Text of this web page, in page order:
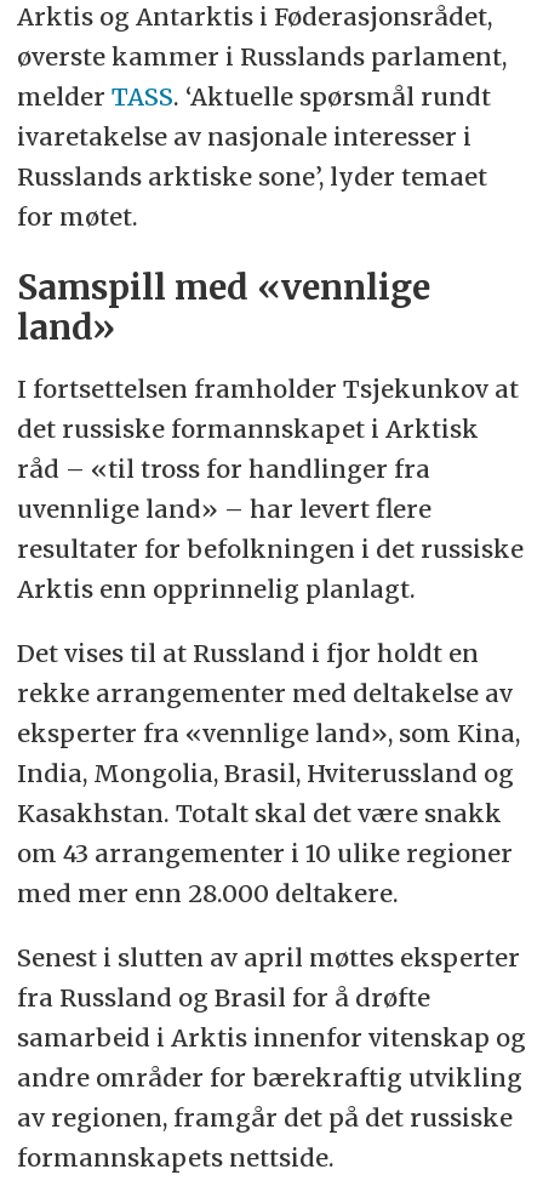
Arktis og Antarktis i Føderasjonsrådet,
øverste kammer i Russlands parlament,
melder TASS. ‘Aktuelle spørsmål rundt
ivaretakelse av nasjonale interesser i
Russlands arktiske sone’, lyder temaet
for møtet.
Samspill med «vennlige
land»
I fortsettelsen framholder Tsjekunkov at
det russiske formannskapet i Arktisk
råd – «til tross for handlinger fra
uvennlige land» – har levert flere
resultater for befolkningen i det russiske
Arktis enn opprinnelig planlagt.
Det vises til at Russland i fjor holdt en
rekke arrangementer med deltakelse av
eksperter fra «vennlige land», som Kina,
India, Mongolia, Brasil, Hviterussland og
Kasakhstan. Totalt skal det være snakk
om 43 arrangementer i 10 ulike regioner
med mer enn 28.000 deltakere.
Senest i slutten av april møttes eksperter
fra Russland og Brasil for å drøfte
samarbeid i Arktis innenfor vitenskap og
andre områder for bærekraftig utvikling
av regionen, framgår det på det russiske
formannskapets nettside.